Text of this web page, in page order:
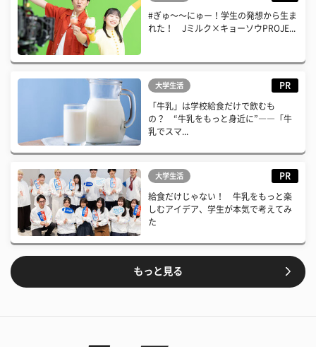
#ぎゅ〜〜にゅー！学生の発想から生ま
れた！ Jミルク×キョーソウPROJE...
大学生活 PR
「牛乳」は学校給食だけで飲むも
の？ “牛乳をもっと身近に”――「牛
乳でスマ...
大学生活 PR
給食だけじゃない！ 牛乳をもっと楽
しむアイデア、学生が本気で考えてみ
た
もっと見る